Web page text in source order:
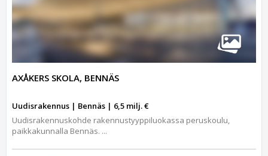
AXÅKERS SKOLA, BENNÄS
Uudisrakennus | Bennäs | 6,5 milj. €
Uudisrakennuskohde rakennustyyppiluokassa peruskoulu,
paikkakunnalla Bennäs. ...